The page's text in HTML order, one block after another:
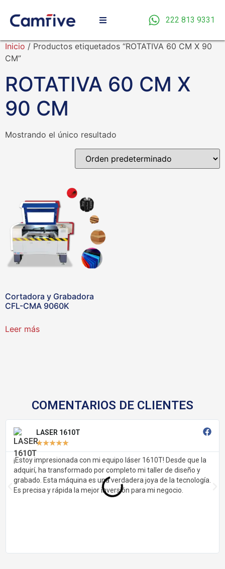
222 813 9331
Inicio / Productos etiquetados “ROTATIVA 60 CM X 90
CM”
ROTATIVA 60 CM X
90 CM
Mostrando el único resultado
Cortadora y Grabadora
CFL-CMA 9060K
Leer más
COMENTARIOS DE CLIENTES
LASER 1610T
★★★★★
¡Estoy impresionada con mi equipo láser 1610T! Desde que la
adquirí, ha transformado por completo mi taller de diseño y
grabado. Esta máquina es una verdadera joya de la tecnología.
Es precisa y rápida la mejor inversión para mi negocio.